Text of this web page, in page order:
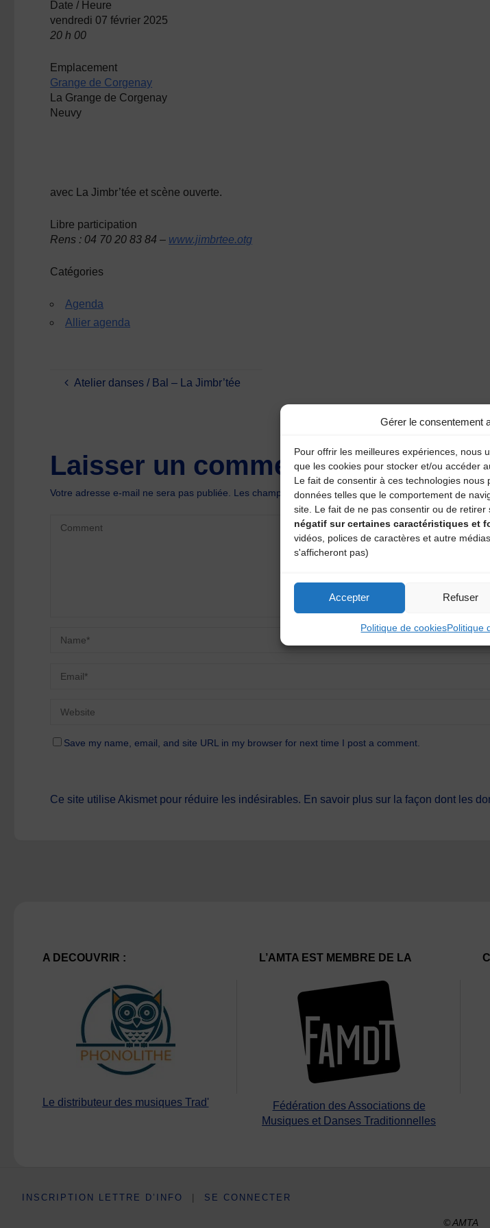
Gérer le consentement
Pour offrir les meilleures expériences, nous
que les cookies pour stocker et/ou accéder
Le fait de consentir à ces technologies nous
données telles que le comportement de
site. Le fait de ne pas consentir ou de
négatif sur certaines caractéristiques et
vidéos, polices de caractères et autre
s'afficheront pas)
Accepter Refuser
Politique de cookiesPolitique
Date / Heure
vendredi 07 février 2025
20 h 00
Emplacement
Grange de Corgenay
La Grange de Corgenay
Neuvy
avec La Jimbr’tée et scène ouverte.
Libre participation
Rens : 04 70 20 83 84 – www.jimbrtee.otg
Catégories
Agenda
Allier agenda
Atelier danses / Bal – La Jimbr’tée
Laisser un commentaire
Votre adresse e-mail ne sera pas publiée. Les champs obligatoires sont indiqués avec*
Save my name, email, and site URL in my browser for next time I post a comment.
Ce site utilise Akismet pour réduire les indésirables. En savoir plus sur la façon dont les
A DECOUVRIR :
Le distributeur des musiques Trad'
L’AMTA EST MEMBRE DE LA
Fédération des Associations de
Musiques et Danses Traditionnelles
INSCRIPTION LETTRE D’INFO | SE CONNECTER
© AMTA